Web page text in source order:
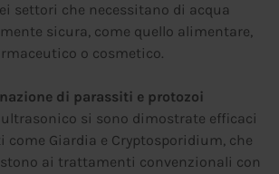
settori che necessitano di acqua
sicura, come quello alimentare,
o cosmetico.
di parassiti e protozoi
ultrasonico si sono dimostrate efficaci
come Giardia e Cryptosporidium, che
ai trattamenti convenzionali con